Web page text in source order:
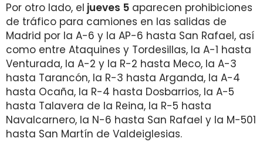
Por otro lado, el jueves 5 aparecen prohibiciones
de tráfico para camiones en las salidas de
Madrid por la A-6 y la AP-6 hasta San Rafael, así
como entre Ataquines y Tordesillas, la A-1 hasta
Venturada, la A-2 y la R-2 hasta Meco, la A-3
hasta Tarancón, la R-3 hasta Arganda, la A-4
hasta Ocaña, la R-4 hasta Dosbarrios, la A-5
hasta Talavera de la Reina, la R-5 hasta
Navalcarnero, la N-6 hasta San Rafael y la M-501
hasta San Martín de Valdeiglesias.